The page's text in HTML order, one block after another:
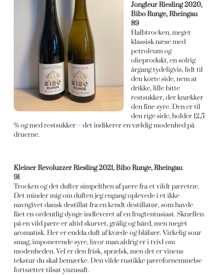
Jongleur Riesling 2020,
Bibo Runge, Rheingau
89
Halbtrocken, meget
klassisk næse med
petroleum og
olieprodukt, en solrig
årgang tydeligvis, lidt til
den korte side, nem at
drikke, lille bitte
restsukker, der knækker
den fine syre. Den er til
den rige side, holder 12,5
% og med restsukker – det indikerer en vældig modenhed på
druerne.
Kleiner Revoluzzer Riesling 2021, Bibo Runge, Rheingau
91
Trocken og det dufter simpelthen af pære fra et vildt pæretræ.
Det minder mig om duften jeg engang oplevede i et ikke-
navngivet dansk destillat fra en kendt destillatør, som havde
fået en ordentlig dynge indleveret af en frugtentusiast. Skrællen
på en vild pære er altid skurvet, grålig og hård, men meget
aromatisk. Her er endda duft af kvæde og blåbær. Virkelig sour
smag, imponerende syre, hvor man aldrig er i tvivl om
modenheden. Vel er den frisk, sprælsk, men det er vinens
tekstur du skal bemærke. Den vilde rustikke pærefornemmelse
fortsætter tilsat yuzusaft.